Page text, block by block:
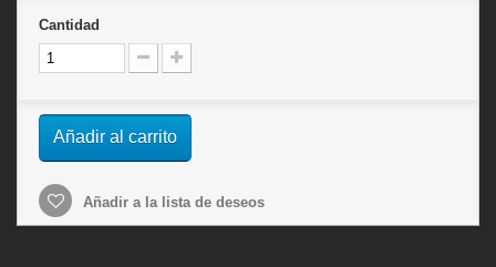
Cantidad
Añadir al carrito
Añadir a la lista de deseos